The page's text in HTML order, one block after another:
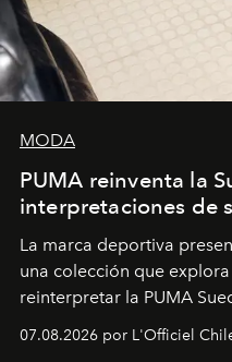
MODA
PUMA reinventa la
interpretaciones de
La marca deportiva
una colección que
reinterpretar la PUMA
deportiva hasta una
diseño y el universo
07.08.2026 por L'Officiel